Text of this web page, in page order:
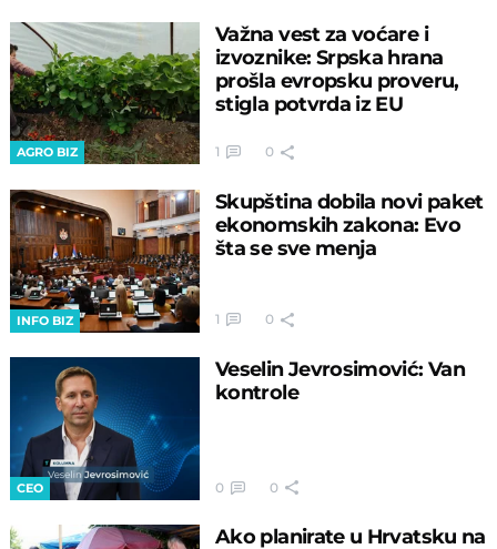
AGRO BIZ
Važna vest za voćare i
izvoznike: Srpska hrana
prošla evropsku proveru,
stigla potvrda iz EU
1 0
INFO BIZ
Skupština dobila novi paket
ekonomskih zakona: Evo
šta se sve menja
1 0
CEO
Veselin Jevrosimović: Van
kontrole
0 0
Ako planirate u Hrvatsku na